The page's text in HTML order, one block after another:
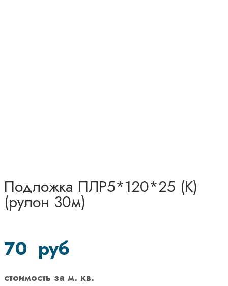
Подложка ПЛР5*120*25 (К)
(рулон 30м)
70 руб
стоимость за м. кв.